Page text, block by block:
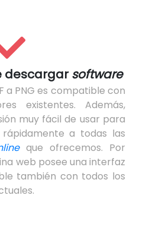
descargarsoftware
a PNG es compatible con
existentes. Además,
muy fácil de usar para
a todas las
que ofrecemos. Por
web posee una interfaz
también con todos los